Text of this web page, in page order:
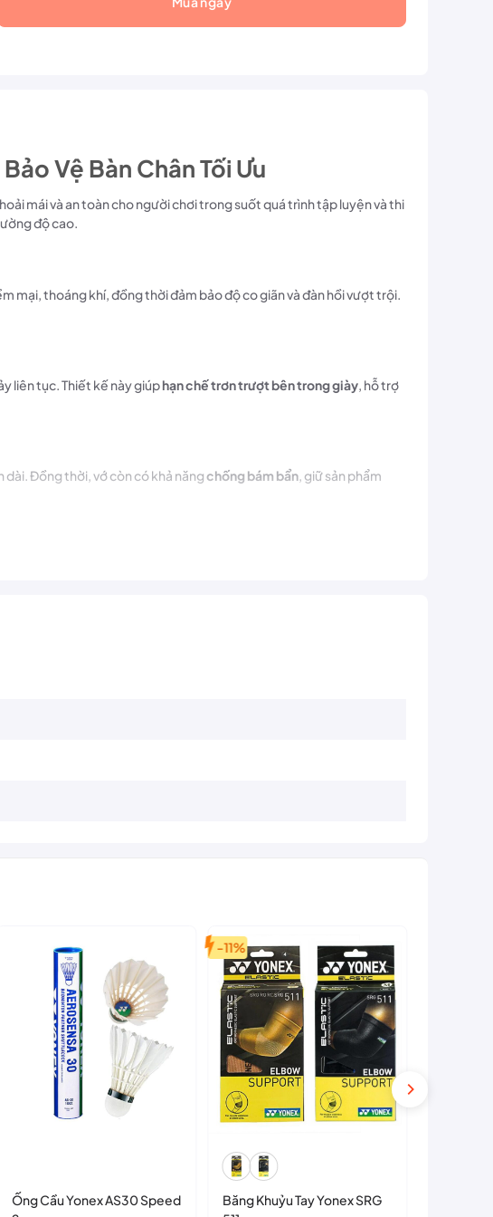
Vệ Bàn Chân Tối Ưu
mái và an toàn cho người chơi trong suốt quá trình tập luyện và thi
độ cao.
mại, thoáng khí, đồng thời đảm bảo độ co giãn và đàn hồi vượt trội.
liên tục. Thiết kế này giúphạn chế trơn trượt bên trong giày, hỗ trợ
Đồng thời, vớ còn có khả năngchống bám bẩn, giữ sản phẩm
Ống Cầu Yonex AS30 Speed
-11%
Băng Khuỷu Tay Yonex SRG